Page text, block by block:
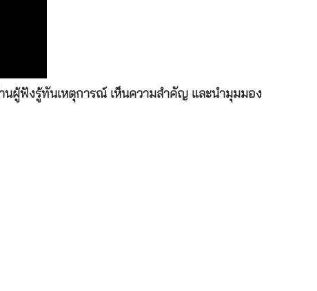
นผู้ฟังรู้ทันเหตุการณ์ เห็นความสำคัญ และนำมุมมอง